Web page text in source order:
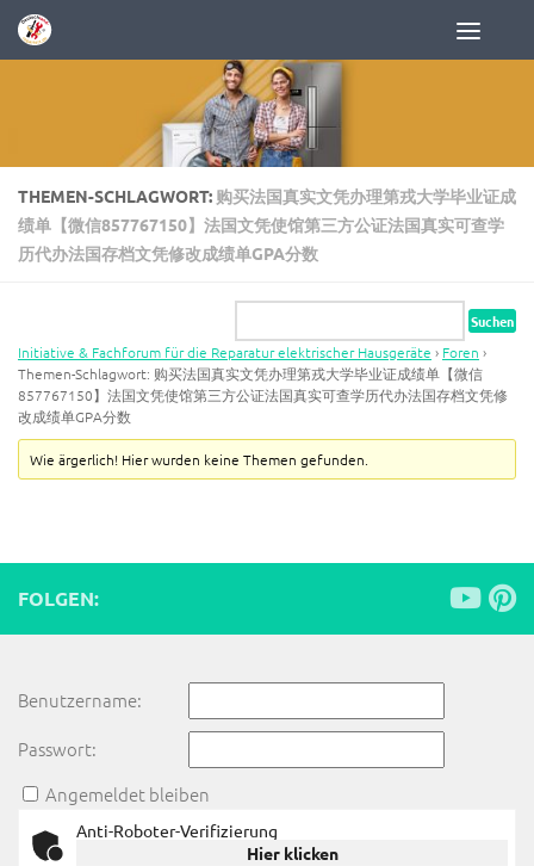
Zum Inhalt springen
THEMEN-SCHLAGWORT: 购买法国真实文凭办理第戎大学毕业证成
绩单【微信857767150】法国文凭使馆第三方公证法国真实可查学
历代办法国存档文凭修改成绩单GPA分数
Initiative & Fachforum für die Reparatur elektrischer Hausgeräte › Foren ›
Themen-Schlagwort: 购买法国真实文凭办理第戎大学毕业证成绩单【微信
857767150】法国文凭使馆第三方公证法国真实可查学历代办法国存档文凭修
改成绩单GPA分数
Wie ärgerlich! Hier wurden keine Themen gefunden.
FOLGEN:
Benutzername:
Passwort:
Angemeldet bleiben
Anti-Roboter-Verifizierung
Hier klicken